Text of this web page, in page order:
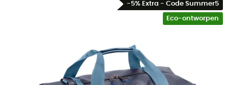
-5% Extra - Code Summer5
Eco-ontworpen